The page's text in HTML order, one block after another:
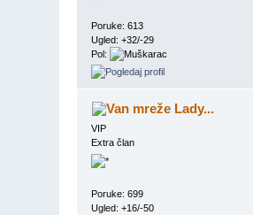
Poruke: 613
Ugled: +32/-29
Pol:
Lady...
VIP
Extra član
Poruke: 699
Ugled: +16/-50